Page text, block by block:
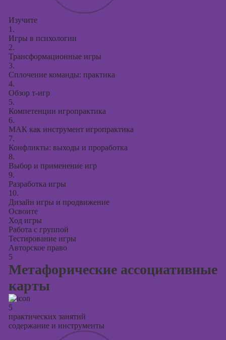
Изучите
1.
Игры в психологии
2.
Трансформационные игры
3.
Сплочение команды: практика
4.
Обзор т-игр
5.
Компетенции игропрактика
6.
МАК как инструмент игропрактика
7.
Конфликты: выходы и проработка
8.
Выбор и применение игр
9.
Разработка игры
10.
Дизайн игры и продвижение
Освоите
Ход игры
Работа с группой
Тестирование игры
Авторское право
5
Метафорические ассоциативные
карты
5
практических занятий
содержание и инструменты